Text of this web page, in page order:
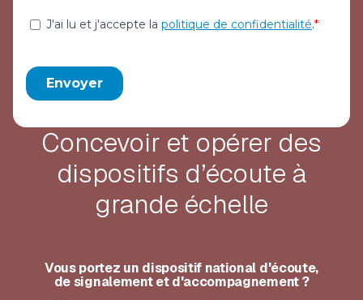
Concevoir et opérer des
dispositifs d’écoute à
grande échelle
Vous portez un dispositif national d'écoute,
de signalement et d'accompagnement ?